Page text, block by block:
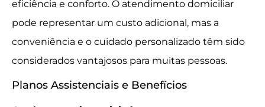
eficiência e conforto. O atendimento domiciliar
pode representar um custo adicional, mas a
conveniência e o cuidado personalizado têm sido
considerados vantajosos para muitas pessoas.
Planos Assistenciais e Benefícios